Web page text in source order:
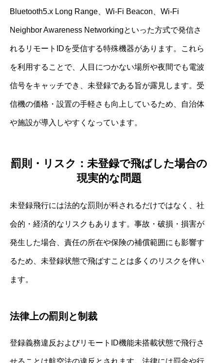
Bluetooth5.x Long Range、Wi-Fi Beacon、Wi-Fi
Neighbor Awareness Networkingといった方式で発信さ
れるリモートIDを受信する特殊機器があります。これら
を利用することで、人目につかない場所や夜間でも電波
信号をキャッチでき、未登録である旨が露見します。受
信機の価格・設置の手軽さも向上しているため、自治体
や施設が導入しやすくなっています。
罰則・リスク：未登録で飛ばした場合の
現実的な問題
未登録飛行には法的な罰則が科されるだけではなく、社
会的・経済的なリスクもあります。事故・破損・損害が
発生した場合、責任の所在や保険の補償範囲にも影響す
るため、未登録状態で飛ばすことは多くのリスクを伴い
ます。
法律上の罰則と制裁
登録義務違反およびリモートID機能未搭載状態で飛行さ